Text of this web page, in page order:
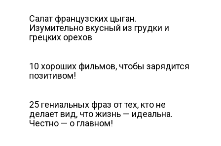
Салат французских цыган.
Изумительно вкусный из грудки и
грецких орехов
10 хороших фильмов, чтобы зарядится
позитивом!
25 гениальных фраз от тех, кто не
делает вид, что жизнь — идеальна.
Честно — о главном!